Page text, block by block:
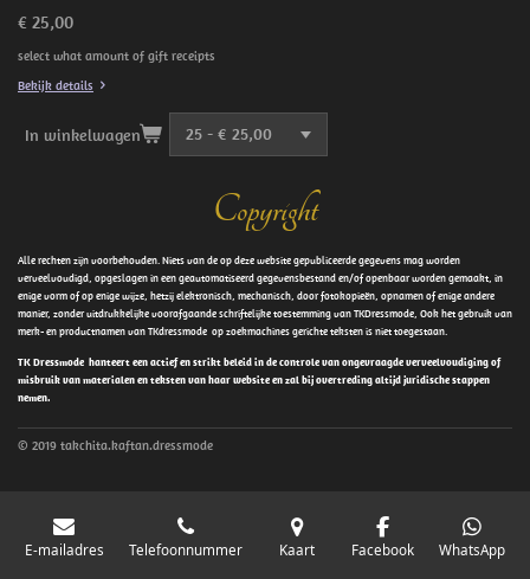
€ 25,00
select what amount of gift receipts
Bekijk details
In winkelwagen
Copyright
Alle rechten zijn voorbehouden. Niets van de op deze website gepubliceerde gegevens mag worden
verveelvoudigd, opgeslagen in een geautomatiseerd gegevensbestand en/of openbaar worden gemaakt, in
enige vorm of op enige wijze, hetzij elektronisch, mechanisch, door fotokopieën, opnamen of enige andere
manier, zonder uitdrukkelijke voorafgaande schriftelijke toestemming van TKDressmode, Ook het gebruik van
merk- en productnamen van TKdressmode op zoekmachines gerichte teksten is niet toegestaan.
TK Dressmode hanteert een actief en strikt beleid in de controle van ongevraagde verveelvoudiging of
misbruik van materialen en teksten van haar website en zal bij overtreding altijd juridische stappen
nemen.
© 2019 takchita.kaftan.dressmode
E-mailadres Telefoonnummer Kaart Facebook WhatsApp